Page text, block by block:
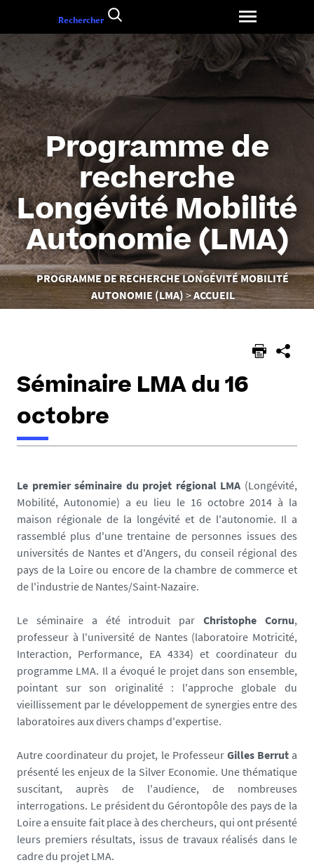
contenu
Programme de
recherche
Longévité Mobilité
Autonomie (LMA)
Vous
êtes
ici :
PROGRAMME DE RECHERCHE LONGÉVITÉ MOBILITÉ
AUTONOMIE (LMA)
ACCUEIL
Rechercher
Séminaire LMA du 16
octobre
t
p
s
:
/
/
l
a
.
u
n
i
v
-
a
n
t
e
s
.
f
Le premier séminaire du projet régional LMA (Longévité,
Mobilité, Autonomie) a eu lieu le 16 octobre 2014 à la
maison régionale de la longévité et de l'autonomie. Il a
rassemblé plus d'une trentaine de personnes issues des
universités de Nantes et d'Angers, du conseil régional des
pays de la Loire ou encore de la chambre de commerce et
de l'industrie de Nantes/Saint-Nazaire.
Le séminaire a été introduit parChristophe Cornu,
professeur à l'université de Nantes (laboratoire Motricité,
Interaction, Performance, EA 4334) et coordinateur du
programme LMA. Il a évoqué le projet dans son ensemble,
pointant sur son originalité : l'approche globale du
vieillissement par le développement de synergies entre des
laboratoires aux divers champs d'expertise.
Autre coordinateur du projet, le Professeur Gilles Berruta
présenté les enjeux de la Silver Economie. Une thématique
suscitant, auprès de l'audience, de nombreuses
interrogations. Le président du Gérontopôle des pays de la
Loire a ensuite fait place à des chercheurs, qui ont présenté
leurs premiers résultats, issus de travaux réalisés dans le
cadre du projet LMA.